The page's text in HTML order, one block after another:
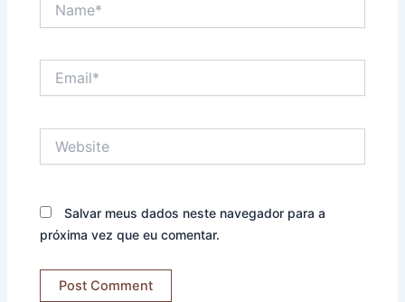
Salvar meus dados neste navegador para a
próxima vez que eu comentar.